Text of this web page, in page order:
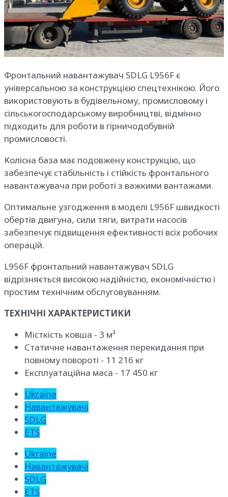
Фронтальний навантажувач SDLG L956F є
універсальною за конструкцією спецтехнікою. Його
використовують в будівельному, промисловому і
сільськогосподарському виробництві, відмінно
підходить для роботи в гірничодобувній
промисловості.
Колісна база має подовжену конструкцію, що
забезпечує стабільність і стійкість фронтального
навантажувача при роботі з важкими вантажами.
Оптимальне узгодження в моделі L956F швидкості
обертів двигуна, сили тяги, витрати насосів
забезпечує підвищення ефективності всіх робочих
операцій.
L956F фронтальний навантажувач SDLG
відрізняється високою надійністю, економічністю і
простим технічним обслуговуванням.
ТЕХНІЧНІ ХАРАКТЕРИСТИКИ
Місткість ковша - 3 м³
Статичне навантаження перекидання при
повному повороті - 11 216 кг
Експлуатаційна маса - 17 450 кг
Ukraine
Навантажувачі
SDLG
ETS
Ukraine
Навантажувачі
SDLG
ETS